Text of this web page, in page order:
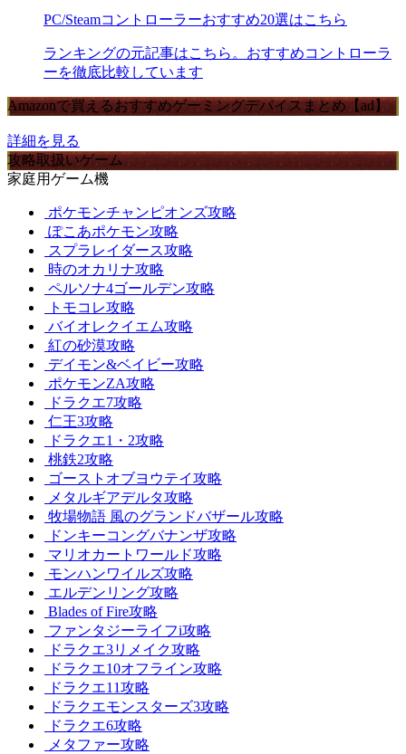
PC/Steamコントローラーおすすめ20選はこちら
ランキングの元記事はこちら。おすすめコントローラ
ーを徹底比較しています
Amazonで買えるおすすめゲーミングデバイスまとめ【ad】
詳細を見る
攻略取扱いゲーム
家庭用ゲーム機
ポケモンチャンピオンズ攻略
ぽこあポケモン攻略
スプラレイダース攻略
時のオカリナ攻略
ペルソナ4ゴールデン攻略
トモコレ攻略
バイオレクイエム攻略
紅の砂漠攻略
デイモン&ベイビー攻略
ポケモンZA攻略
ドラクエ7攻略
仁王3攻略
ドラクエ1・2攻略
桃鉄2攻略
ゴーストオブヨウテイ攻略
メタルギアデルタ攻略
牧場物語 風のグランドバザール攻略
ドンキーコングバナンザ攻略
マリオカートワールド攻略
モンハンワイルズ攻略
エルデンリング攻略
Blades of Fire攻略
ファンタジーライフi攻略
ドラクエ3リメイク攻略
ドラクエ10オフライン攻略
ドラクエ11攻略
ドラクエモンスターズ3攻略
ドラクエ6攻略
メタファー攻略